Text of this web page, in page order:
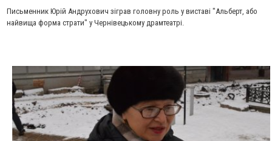
Письменник Юрій Андрухович зіграв головну роль у виставі "Альберт, або
найвища форма страти" у Чернівецькому драмтеатрі.